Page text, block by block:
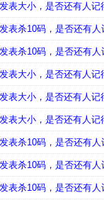
表大小，是否还有人记
表杀10码，是否还有人
表杀10码，是否还有人
表大小，是否还有人记
表大小，是否还有人记
表大小，是否还有人记
表杀10码，是否还有人
表杀10码，是否还有人
表杀10码，是否还有人